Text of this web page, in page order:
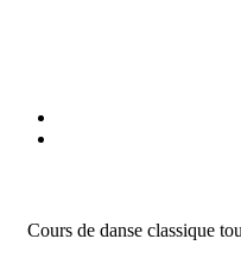
Cours de danse classique